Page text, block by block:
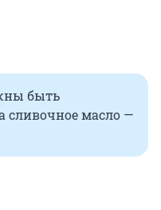
быть
сливочное масло —